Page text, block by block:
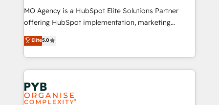
object setup, CMS builds, and full-funnel automation.
- Dashboards, lifecycle campaigns, and lead
nurturing sequences. - Cross-hub setup across
Marketing, Sales, Operations, and Service Hubs. -
Ongoing optimization, managed support, and
scalable retainers. Let’s make HubSpot your most
powerful growth engine. Built to convert, scale, and
drive results.
MO Agency is a HubSpot Elite Solutions Partner
offering HubSpot implementation, marketing
automation, CRM and RevOps consulting, data
architecture, sales enablement, lifecycle automation,
lead scoring and revenue reporting. HubSpot,
Salesforce and integrated enterprise stacks. Digital
Marketing, Answer Engine Optimisation, and
Generative Engine Optimisation (AI Search),
Elite5.0